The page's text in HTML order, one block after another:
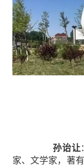
孙诒让
家、文学家，著